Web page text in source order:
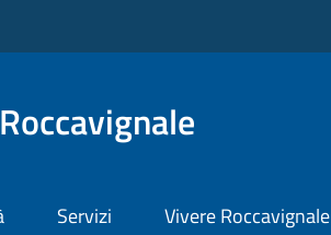
Servizi Vivere Roccavignale